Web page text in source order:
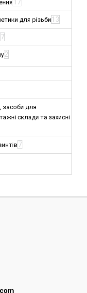
17
для різьби 13
7
2
засоби для
склади та захисні
7